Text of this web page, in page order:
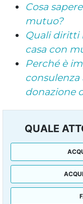
Cosa
mutuo?
Quali diritti
casa con
Perché è
consulenza
donazione
QUALE